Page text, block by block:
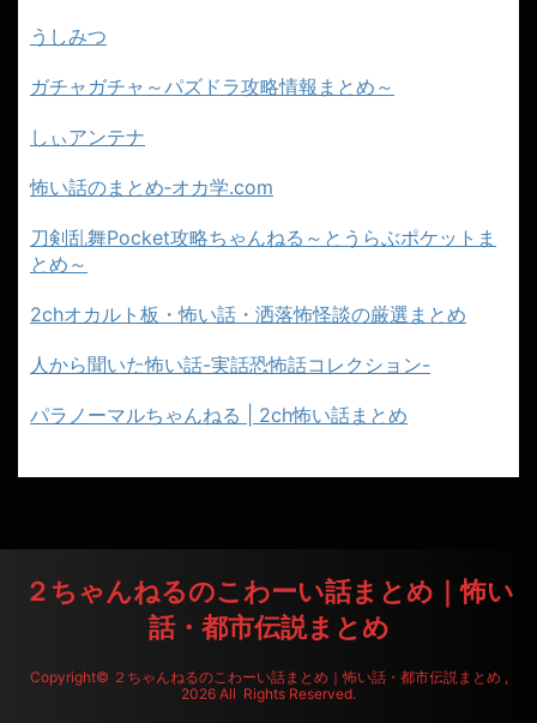
うしみつ
ガチャガチャ～パズドラ攻略情報まとめ～
しぃアンテナ
怖い話のまとめ‐オカ学.com
刀剣乱舞Pocket攻略ちゃんねる～とうらぶポケットま
とめ～
2chオカルト板・怖い話・洒落怖怪談の厳選まとめ
人から聞いた怖い話-実話恐怖話コレクション-
パラノーマルちゃんねる | 2ch怖い話まとめ
２ちゃんねるのこわーい話まとめ｜怖い
話・都市伝説まとめ
Copyright© ２ちゃんねるのこわーい話まとめ｜怖い話・都市伝説まとめ ,
2026 All Rights Reserved.